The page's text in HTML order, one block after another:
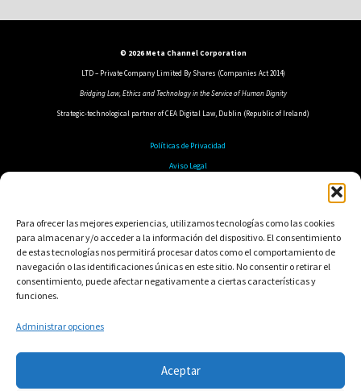
Para ofrecer las mejores experiencias, utilizamos tecnologías como las cookies
para almacenar y/o acceder a la información del dispositivo. El consentimiento
de estas tecnologías nos permitirá procesar datos como el comportamiento de
navegación o las identificaciones únicas en este sitio. No consentir o retirar el
consentimiento, puede afectar negativamente a ciertas características y
funciones.
Administrar opciones
Aceptar
© 2026 Meta Channel Corporation
LTD – Private Company Limited By Shares (Companies Act 2014)
Bridging Law, Ethics and Technology in the Service of Human Dignity
Strategic-technological partner of CEA Digital Law, Dublin (Republic of Ireland)
Políticas de Privacidad
Aviso Legal